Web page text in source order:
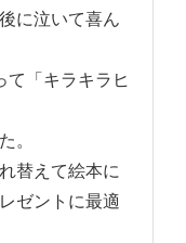
に泣いて喜ん
て「キラキラヒ
。
替えて絵本に
ゼントに最適